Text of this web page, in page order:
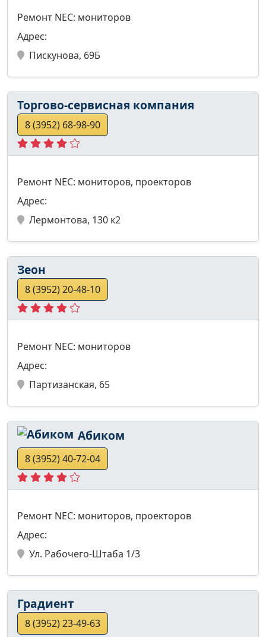
Ремонт NEC: мониторов
Адрес:
Пискунова, 69Б
Торгово-сервисная компания
8 (3952) 68-98-90
Ремонт NEC: мониторов, проекторов
Адрес:
Лермонтова, 130 к2
Зеон
8 (3952) 20-48-10
Ремонт NEC: мониторов
Адрес:
Партизанская, 65
Абиком
8 (3952) 40-72-04
Ремонт NEC: мониторов, проекторов
Адрес:
Ул. Рабочего-Штаба 1/3
Градиент
8 (3952) 23-49-63